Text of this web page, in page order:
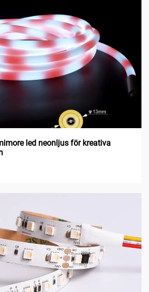
led neonljus för kreativa